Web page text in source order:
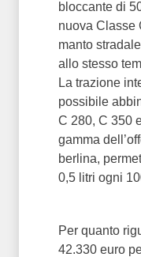
bloccante di
nuova Classe
manto
allo stesso
La trazione
possibile
C 280, C 350
gamma
berlina,
0,5 litri ogni
Per quanto
42.330 euro